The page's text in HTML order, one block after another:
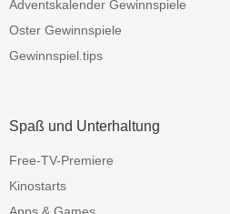
Adventskalender Gewinnspiele
Oster Gewinnspiele
Gewinnspiel.tips
Spaß und Unterhaltung
Free-TV-Premiere
Kinostarts